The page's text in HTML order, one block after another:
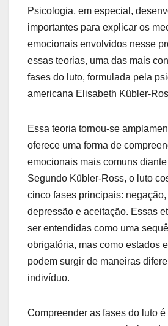
Psicologia, em especial,
importantes para explicar os
emocionais envolvidos nesse
essas teorias, uma das mais
fases do luto, formulada pela
americana Elisabeth Kübler-
Essa teoria tornou-se
oferece uma forma de
emocionais mais comuns
Segundo Kübler-Ross, o luto
cinco fases principais:
depressão e aceitação. Essas
ser entendidas como uma
obrigatória, mas como estados
podem surgir de maneiras
indivíduo.
Compreender as fases do luto